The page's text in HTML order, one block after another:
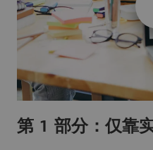
第 1 部分：仅靠